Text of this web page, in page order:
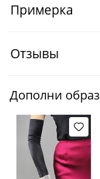
Примерка
Отзывы
Дополни образ